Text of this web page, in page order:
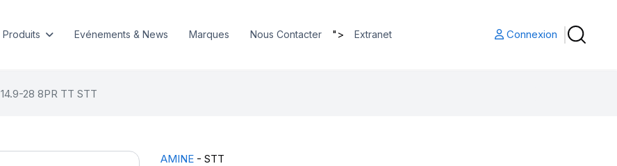
Produits Evénements & News Marques Nous Contacter "> Extranet Connexion
14.9-28 8PR TT STT
AMINE - STT